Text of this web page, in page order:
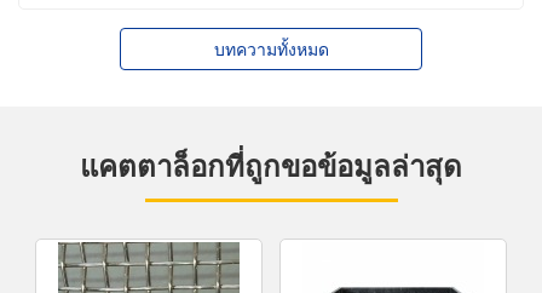
บทความทั้งหมด
แคตตาล็อกที่ถูกขอข้อมูลล่าสุด